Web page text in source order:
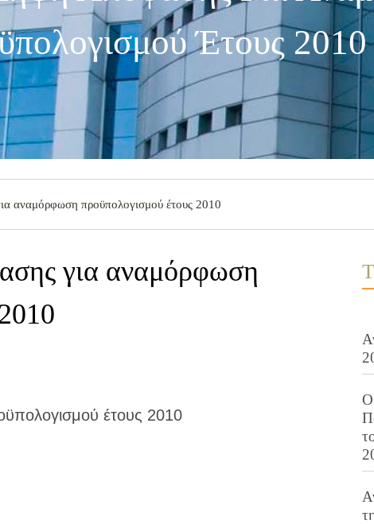
Έτους 2010
αναμόρφωση προϋπολογισμού έτους 2010
για αναμόρφωση
έτους 2010